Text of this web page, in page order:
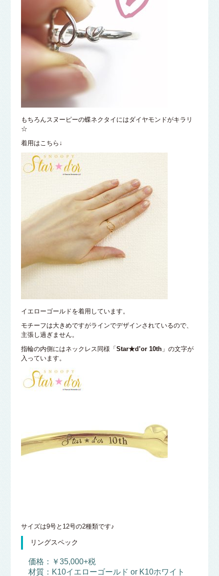
もちろんスヌーピーの蝶ネクタイにはダイヤモンドがキラリ
☆
着用はこちら↓
イエローゴールドを着用しています。
モチーフは大きめですがラインでデザインされているので、
主張し過ぎません。
指輪の内側にはネックレス同様「 Star★d’or 10th」の文字が
入っています。
サイズは9号と12号の2種類です♪
リングスペック
価格：￥35,000+税
材質：K10イエローゴールド or K10ホワイト